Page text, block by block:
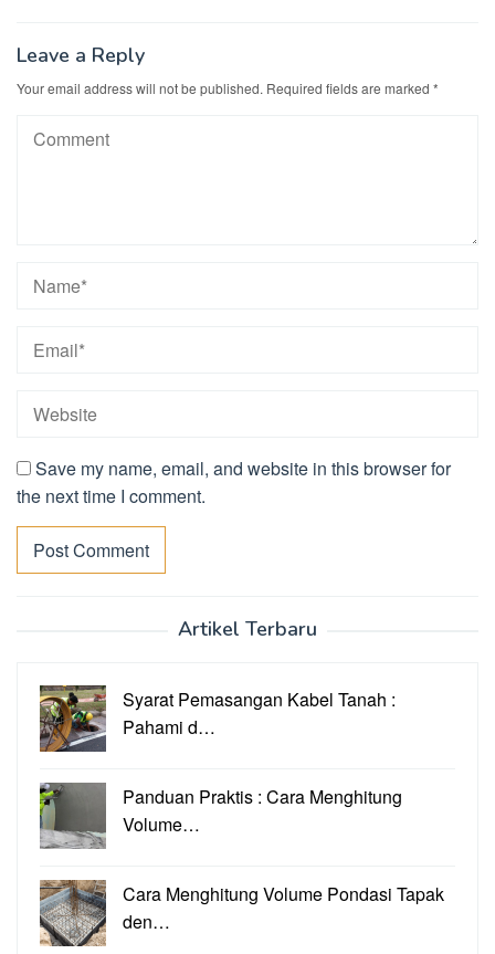
Leave a Reply
Your email address will not be published. Required fields are marked *
Save my name, email, and website in this browser for
the next time I comment.
Artikel Terbaru
Syarat Pemasangan Kabel Tanah :
Pahami d…
Panduan Praktis : Cara Menghitung
Volume…
Cara Menghitung Volume Pondasi Tapak
den…